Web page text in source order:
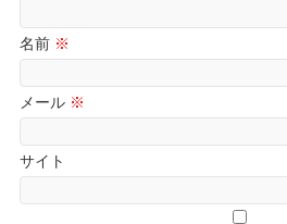
名前 ※
メール ※
サイト